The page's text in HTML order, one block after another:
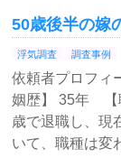
50歳後半の嫁
浮気調査 調査事例
依頼者プロフ
姻歴】 35年 【
歳で退職し、現
いて、職種は変